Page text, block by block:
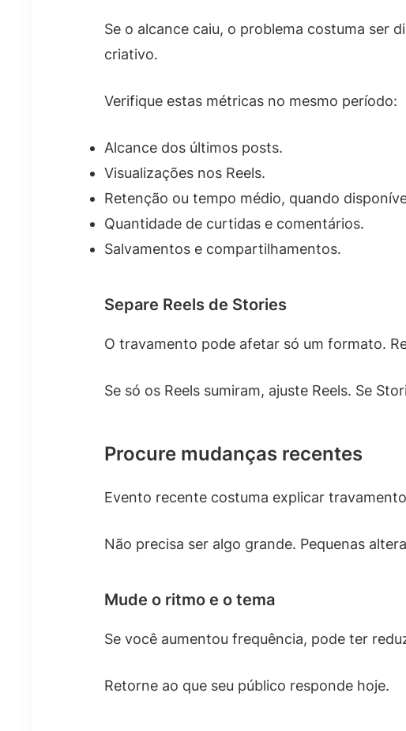
Se o alcance caiu, o problema costuma ser
criativo.
Verifique estas métricas no mesmo período:
Alcance dos últimos posts.
Visualizações nos Reels.
Retenção ou tempo médio, quando
Quantidade de curtidas e comentários.
Salvamentos e compartilhamentos.
Separe Reels de Stories
O travamento pode afetar só um formato.
Se só os Reels sumiram, ajuste Reels. Se
Procure mudanças recentes
Evento recente costuma explicar
Não precisa ser algo grande. Pequenas
Mude o ritmo e o tema
Se você aumentou frequência, pode ter
Retorne ao que seu público responde hoje.